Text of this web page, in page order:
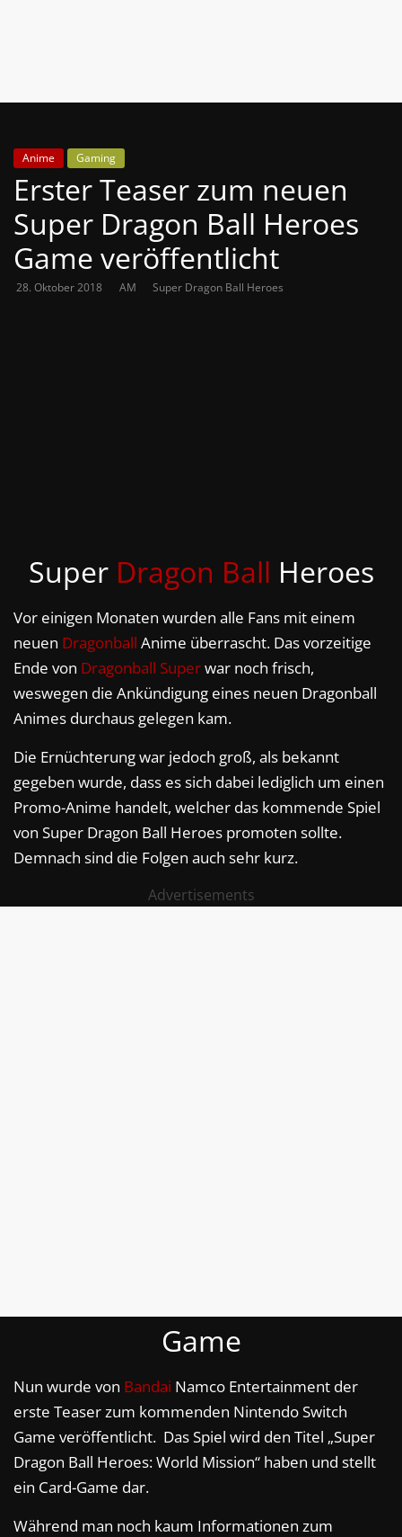
findest
die
aktuellsten
Anime-
News
aus
Japan
Deutschland
Anime Gaming
Erster Teaser zum neuen
Super Dragon Ball Heroes
Game veröffentlicht
28. Oktober 2018 AM Super Dragon Ball Heroes
Super Dragon Ball Heroes
Vor einigen Monaten wurden alle Fans mit einem
neuen Dragonball Anime überrascht. Das vorzeitige
Ende von Dragonball Superwar noch frisch,
weswegen die Ankündigung eines neuen Dragonball
Animes durchaus gelegen kam.
Die Ernüchterung war jedoch groß, als bekannt
gegeben wurde, dass es sich dabei lediglich um einen
Promo-Anime handelt, welcher das kommende Spiel
von Super Dragon Ball Heroes promoten sollte.
Demnach sind die Folgen auch sehr kurz.
Advertisements
Game
Nun wurde von Bandai Namco Entertainment der
erste Teaser zum kommenden Nintendo Switch
Game veröffentlicht. Das Spiel wird den Titel „Super
Dragon Ball Heroes: World Mission“ haben und stellt
ein Card-Game dar.
Während man noch kaum Informationen zum